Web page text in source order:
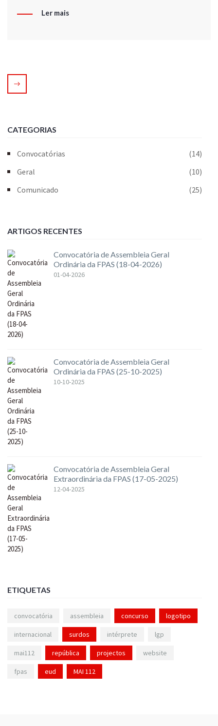
Ler mais
CATEGORIAS
Convocatórias
(14)
Geral
(10)
Comunicado
(25)
ARTIGOS RECENTES
Convocatória de Assembleia Geral
Ordinária da FPAS (18-04-2026)
01-04-2026
Convocatória de Assembleia Geral
Ordinária da FPAS (25-10-2025)
10-10-2025
Convocatória de Assembleia Geral
Extraordinária da FPAS (17-05-2025)
12-04-2025
ETIQUETAS
convocatória assembleia concurso logotipo
internacional surdos intérprete lgp
mai112 república projectos website
fpas eud MAI 112